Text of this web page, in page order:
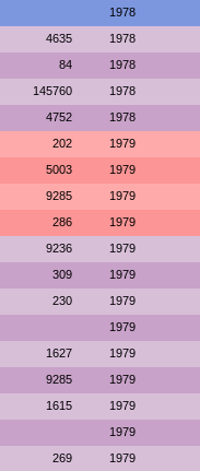
1978
4635 1978
84 1978
145760 1978
4752 1978
202 1979
5003 1979
9285 1979
286 1979
9236 1979
309 1979
230 1979
1979
1627 1979
9285 1979
1615 1979
1979
269 1979